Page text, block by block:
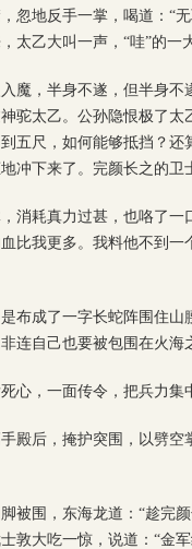
忽地反手一掌，喝道：“
太乙大叫一声，“哇”的
魔，半身不遂，但半身
驼太乙。公孙隐恨极了
五尺，如何能够抵挡？
冲下来了。完颜长之的
消耗真力过甚，也咯了
比我更多。我料他不到
布成了一字长蛇阵围住
连自己也要被包围在火
心，一面传令，把兵力
殿后，掩护突围，以劈
被围，东海龙道：“趁完
敦大吃一惊，说道：“金